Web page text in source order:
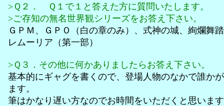
>Ｑ２． Ｑ１で１と答えた方に質問いたします。
>ご存知の無名世界観シリーズをお答え下さい。
ＧＰＭ、ＧＰＯ（白の章のみ）、式神の城、絢爛舞
レムーリア（第一部）
>Ｑ３．その他に何かありましたらお答え下さい。
基本的にギャグを書くので、登場人物のなかで誰か
ます。
筆はかなり遅い方なのでお時間をいただくと思いま